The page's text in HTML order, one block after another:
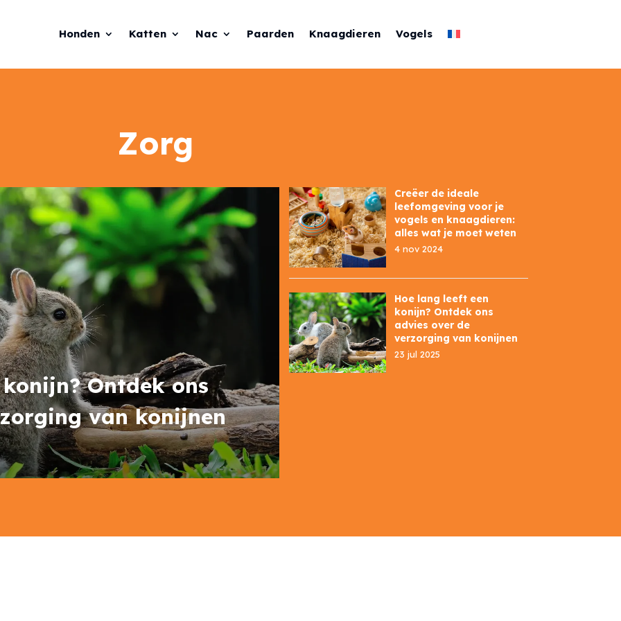
Honden Katten Nac Paarden Knaagdieren Vogels
Zorg
Ontdek ons
van konijnen
Creëer de ideale
leefomgeving voor je
vogels en knaagdieren:
alles wat je moet weten
4 nov 2024
Hoe lang leeft een
konijn? Ontdek ons
advies over de
verzorging van konijnen
23 jul 2025